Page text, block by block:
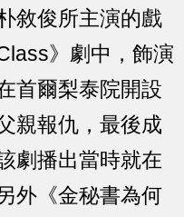
敘俊所主演的戲
》劇中，飾演
首爾梨泰院開設
親報仇，最後成
劇播出當時就在
外《金秘書為何